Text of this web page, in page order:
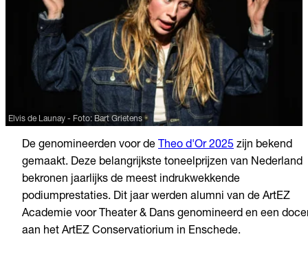
Elvis de Launay - Foto: Bart Grietens
De genomineerden voor de Theo d'Or 2025 zijn bekend
gemaakt. Deze belangrijkste toneelprijzen van Nederland
bekronen jaarlijks de meest indrukwekkende
podiumprestaties. Dit jaar werden alumni van de ArtEZ
Academie voor Theater & Dans genomineerd en een
aan het ArtEZ Conservatiorium in Enschede.